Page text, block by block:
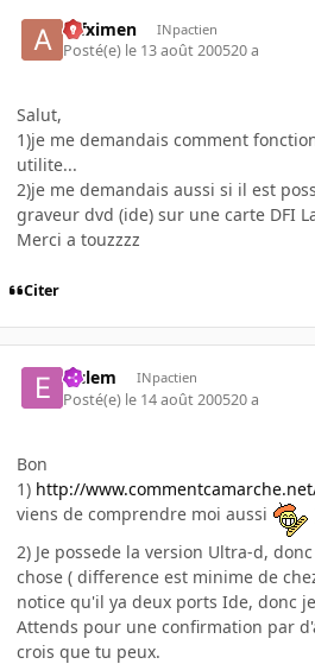
atfximen INpactien
Posté(e) le 13 août 200520 a
Salut,
1)je me demandais comment
utilite...
2)je me demandais aussi si il est
graveur dvd (ide) sur une carte DFI
Merci a touzzzz
Citer
elclem INpactien
Posté(e) le 14 août 200520 a
Bon
1) http://
viens de comprendre moi aussi
2) Je possede la version Ultra-d,
chose ( difference est minime de
notice qu'il ya deux ports Ide, donc
Attends pour une confirmation par
crois que tu peux.